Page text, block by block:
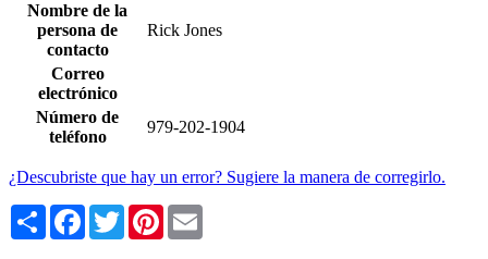
Nombre de la
persona de
contacto
Rick Jones
Correo
electrónico
Número de
teléfono
979-202-1904
¿Descubriste que hay un error? Sugiere la manera de corregirlo.
Share Facebook
TwitterPinterest